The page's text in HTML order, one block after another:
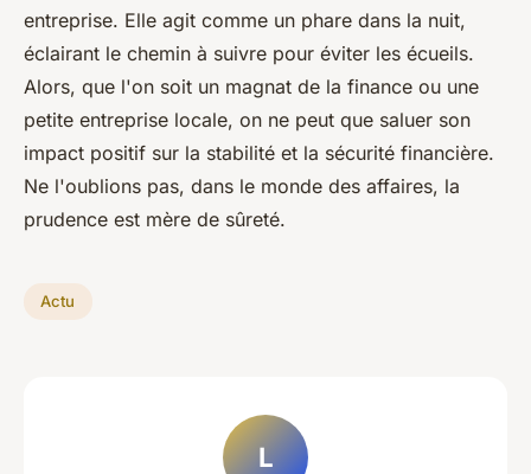
entreprise. Elle agit comme un phare dans la nuit,
éclairant le chemin à suivre pour éviter les écueils.
Alors, que l'on soit un magnat de la finance ou une
petite entreprise locale, on ne peut que saluer son
impact positif sur la stabilité et la sécurité financière.
Ne l'oublions pas, dans le monde des affaires, la
prudence est mère de sûreté.
Actu
L